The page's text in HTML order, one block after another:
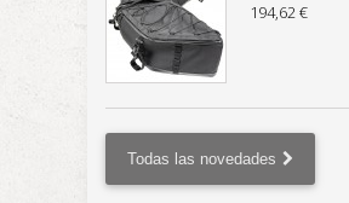
194,62 €
Todas las novedades